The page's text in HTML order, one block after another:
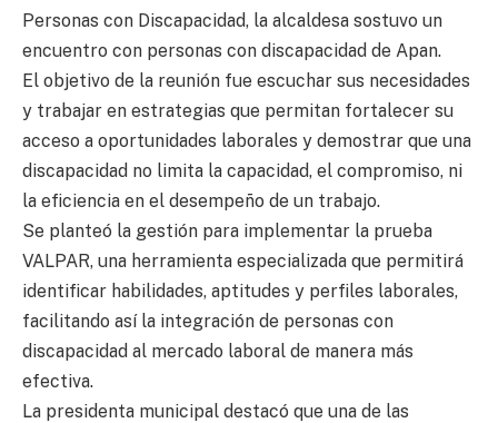
Personas con Discapacidad, la alcaldesa sostuvo un
encuentro con personas con discapacidad de Apan.
El objetivo de la reunión fue escuchar sus necesidades
y trabajar en estrategias que permitan fortalecer su
acceso a oportunidades laborales y demostrar que una
discapacidad no limita la capacidad, el compromiso, ni
la eficiencia en el desempeño de un trabajo.
Se planteó la gestión para implementar la prueba
VALPAR, una herramienta especializada que permitirá
identificar habilidades, aptitudes y perfiles laborales,
facilitando así la integración de personas con
discapacidad al mercado laboral de manera más
efectiva.
La presidenta municipal destacó que una de las